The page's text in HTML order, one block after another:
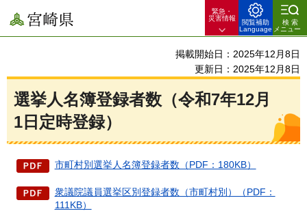
宮崎県
緊急・
災害情報
閲覧補助
Language
検索
メニュー
掲載開始日：2025年12月8日
更新日：2025年12月8日
選挙人名簿登録者数（令和7年12月
1日定時登録）
市町村別選挙人名簿登録者数（PDF：180KB）
衆議院議員選挙区別登録者数（市町村別）（PDF：
111KB）